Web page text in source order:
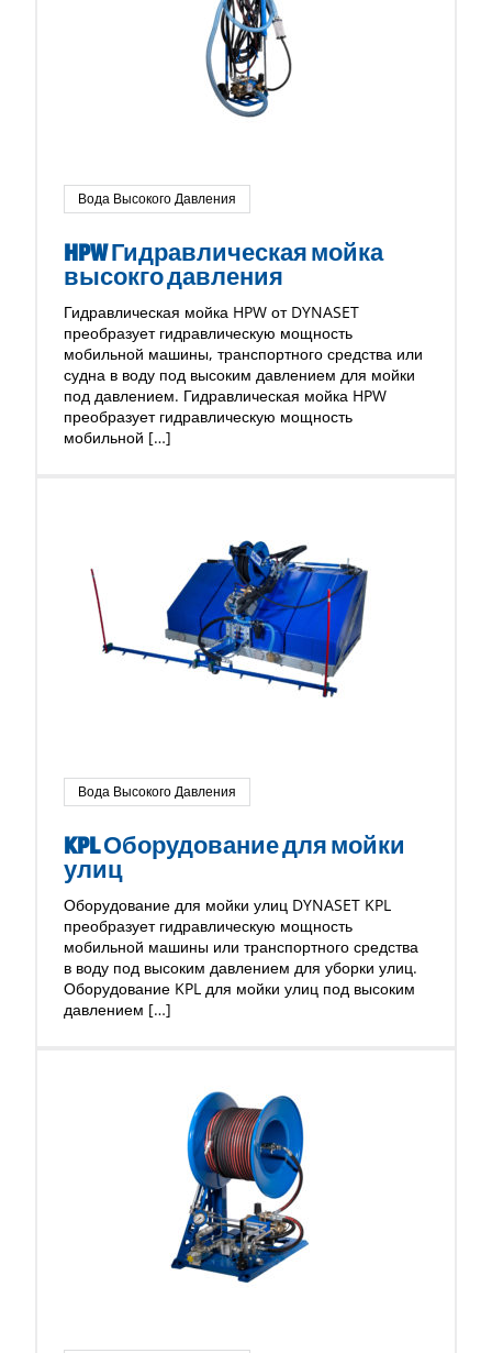
Вода Высокого Давления
HPW Гидравлическая мойка
высокго давления
Гидравлическая мойка HPW от DYNASET
преобразует гидравлическую мощность
мобильной машины, транспортного средства или
судна в воду под высоким давлением для мойки
под давлением. Гидравлическая мойка HPW
преобразует гидравлическую мощность
мобильной […]
Вода Высокого Давления
KPL Оборудование для мойки
улиц
Оборудование для мойки улиц DYNASET KPL
преобразует гидравлическую мощность
мобильной машины или транспортного средства
в воду под высоким давлением для уборки улиц.
Оборудование KPL для мойки улиц под высоким
давлением […]